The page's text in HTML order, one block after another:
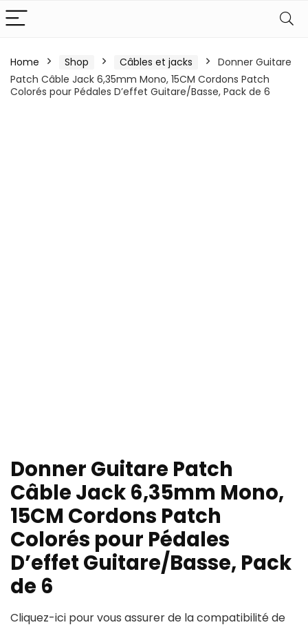
Home Shop Câbles et jacks
Donner Guitare
Patch Câble Jack 6,35mm Mono, 15CM Cordons Patch
Colorés pour Pédales D’effet Guitare/Basse, Pack de 6
Donner Guitare Patch
Câble Jack 6,35mm Mono,
15CM Cordons Patch
Colorés pour Pédales
D’effet Guitare/Basse, Pack
de 6
Cliquez-ici pour vous assurer de la compatibilité de